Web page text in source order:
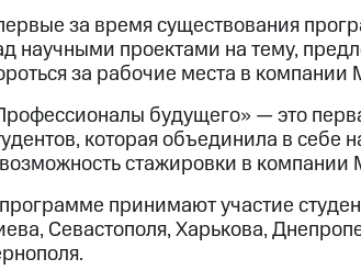
за время существования
научными проектами на тему,
за рабочие места в компании
будущего» — это
которая объединила в себе
стажировки в компании
принимают участие
Севастополя, Харькова,